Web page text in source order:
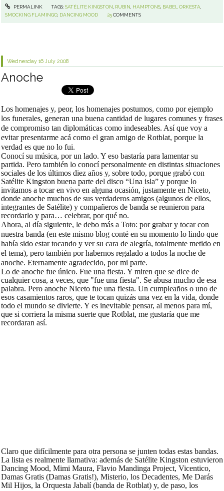
PERMALINK TAGS:SATÉLITE KINGSTON RUBIN HAMPTONS, BABEL ORKESTA
SMOCKING FLAMINGO DANCING MOOD 25 COMMENTS
Wednesday 16 July 2008
Anoche
Los homenajes y, peor, los homenajes postumos, como por ejemplo
los funerales, generan una buena cantidad de lugares comunes y frases
de compromiso tan diplomáticas como indeseables. Así que voy a
evitar presentarme acá como el gran amigo de Rotblat, porque la
verdad es que no lo fui.
Conocí su música, por un lado. Y eso bastaría para lamentar su
partida. Pero también lo conocí personalmente en distintas situaciones
sociales de los últimos diez años y, sobre todo, porque grabó con
Satélite Kingston buena parte del disco “Una isla” y porque lo
invitamos a tocar en vivo en alguna ocasión, justamente en Niceto,
donde anoche muchos de sus verdaderos amigos (algunos de ellos,
integrantes de Satélite) y compañeros de banda se reunieron para
recordarlo y para… celebrar, por qué no.
Ahora, al día siguiente, le debo más a Toto: por grabar y tocar con
nuestra banda (en este mismo blog conté en su momento lo lindo que
había sido estar tocando y ver su cara de alegría, totalmente metido en
el tema), pero también por habernos regalado a todos la noche de
anoche. Eternamente agradecido, por mi parte.
Lo de anoche fue único. Fue una fiesta. Y miren que se dice de
cualquier cosa, a veces, que "fue una fiesta". Se abusa mucho de esa
palabra. Pero anoche Niceto fue una fiesta. Un cumpleaños o uno de
esos casamientos raros, que te tocan quizás una vez en la vida, donde
todo el mundo se divierte. Y es inevitable pensar, al menos para mí,
que si corriera la misma suerte que Rotblat, me gustaría que me
recordaran así.
Claro que difícilmente para otra persona se junten todas estas bandas.
La lista es realmente llamativa: además de Satélite Kingston estuvieron
Dancing Mood, Mimi Maura, Flavio Mandinga Project, Vicentico,
Damas Gratis (Damas Gratis!), Misterio, los Decadentes, Me Darás
Mil Hijos, la Orquesta Jabalí (banda de Rotblat) y, de paso, los